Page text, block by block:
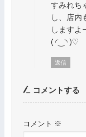
すみれち
し、店内
しますよ
( ◜‿◝ )♡
返信
コメントする
コメント ※